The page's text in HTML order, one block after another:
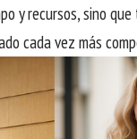
y recursos, sino
cada vez más